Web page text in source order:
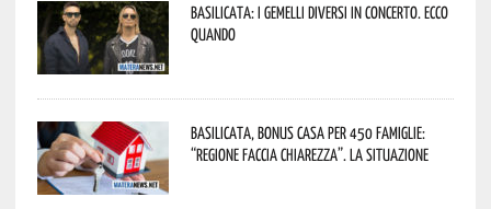
Basilicata: i Gemelli DiVersi in concerto. Ecco
quando
Basilicata, Bonus casa per 450 famiglie:
“Regione faccia chiarezza”. La situazione